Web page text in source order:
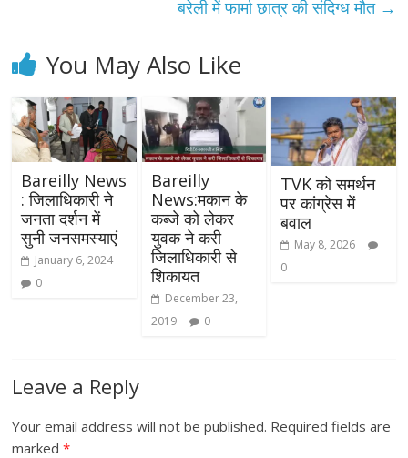
बरेली में फार्मा छात्र की संदिग्ध मौत →
You May Also Like
Bareilly News
: जिलाधिकारी ने
जनता दर्शन में
सुनी जनसमस्याएं
January 6, 2024
0
Bareilly
News:मकान के
कब्जे को लेकर
युवक ने करी
जिलाधिकारी से
शिकायत
December 23,
2019
0
TVK को समर्थन
पर कांग्रेस में
बवाल
May 8, 2026
0
Leave a Reply
Your email address will not be published. Required fields are
marked*